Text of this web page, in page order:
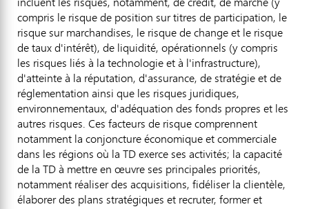
compris le risque de position sur titres de participation, le
risque sur marchandises, le risque de change et le risque
de taux d'intérêt), de liquidité, opérationnels (y compris
les risques liés à la technologie et à l'infrastructure),
d'atteinte à la réputation, d'assurance, de stratégie et de
réglementation ainsi que les risques juridiques,
environnementaux, d'adéquation des fonds propres et les
autres risques. Ces facteurs de risque comprennent
notamment la conjoncture économique et commerciale
dans les régions où la TD exerce ses activités; la capacité
de la TD à mettre en œuvre ses principales priorités,
notamment réaliser des acquisitions, fidéliser la clientèle,
élaborer des plans stratégiques et recruter, former et